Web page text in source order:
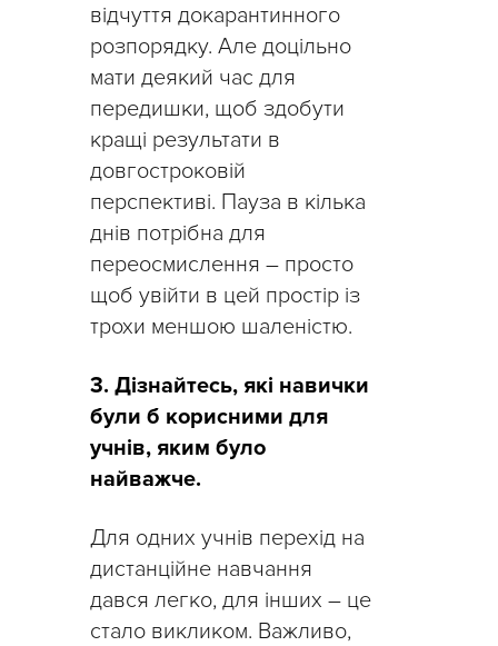
відчуття докарантинного
розпорядку. Але доцільно
мати деякий час для
передишки, щоб здобути
кращі результати в
довгостроковій
перспективі. Пауза в кілька
днів потрібна для
переосмислення – просто
щоб увійти в цей простір із
трохи меншою шаленістю.
3. Дізнайтесь, які навички
були б корисними для
учнів, яким було
найважче.
Для одних учнів перехід на
дистанційне навчання
дався легко, для інших – це
стало викликом. Важливо,